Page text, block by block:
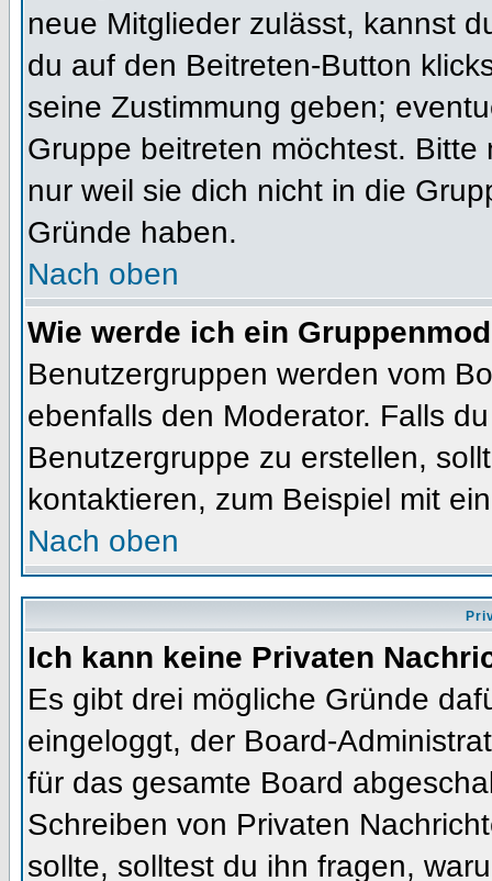
neue Mitglieder zulässt, kannst
du auf den Beitreten-Button
seine Zustimmung geben;
Gruppe beitreten möchtest.
nur weil sie dich nicht in die
Gründe haben.
Nach oben
Wie werde ich ein
Benutzergruppen werden vom
ebenfalls den Moderator. Falls
Benutzergruppe zu erstellen,
kontaktieren, zum Beispiel mit
Nach oben
Ich kann keine Privaten
Es gibt drei mögliche Gründe
eingeloggt, der Board-
für das gesamte Board
Schreiben von Privaten
sollte, solltest du ihn fragen,